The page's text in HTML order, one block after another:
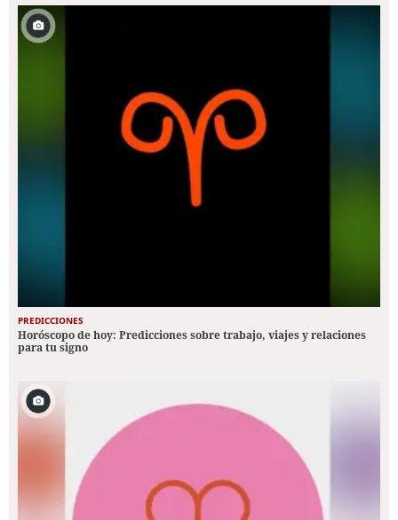
PREDICCIONES
Horóscopo de hoy: Predicciones sobre trabajo, viajes y relaciones
para tu signo